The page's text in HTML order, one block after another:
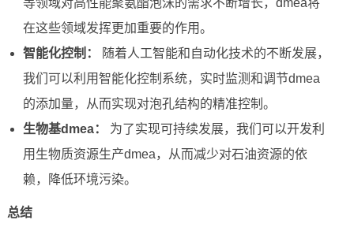
等领域对高性能聚氨酯泡沫的需求不断增长，dmea将
在这些领域发挥更加重要的作用。
智能化控制：
随着人工智能和自动化技术的不断发展，
我们可以利用智能化控制系统，实时监测和调节dmea
的添加量，从而实现对泡孔结构的精准控制。
生物基dmea：
为了实现可持续发展，我们可以开发利
用生物质资源生产dmea，从而减少对石油资源的依
赖，降低环境污染。
总结